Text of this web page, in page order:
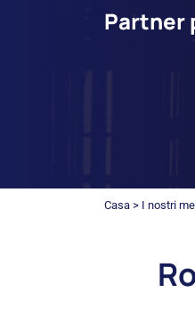
Partner
Casa > I nostri